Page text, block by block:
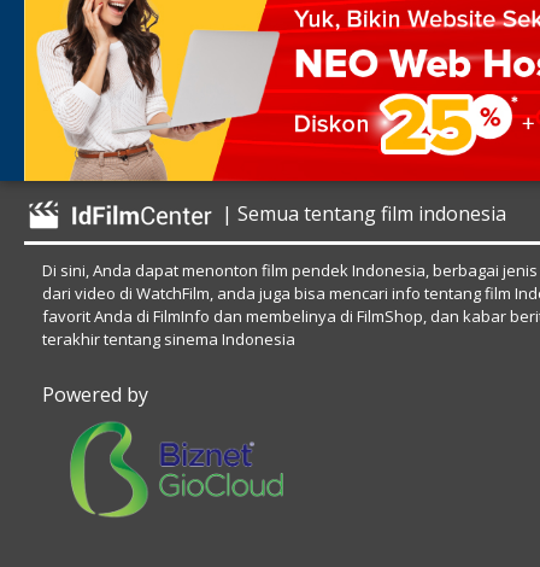
| Semua tentang film indonesia
Di sini, Anda dapat menonton film pendek Indonesia, berbagai
dari video di WatchFilm, anda juga bisa mencari info tentang film
favorit Anda di FilmInfo dan membelinya di FilmShop, dan kabar
terakhir tentang sinema Indonesia
Powered by